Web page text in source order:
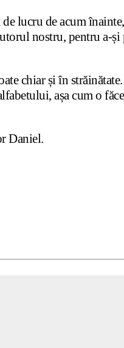
lucru de acum
nostru, pentru a-și
chiar și în
așa cum o
Daniel.